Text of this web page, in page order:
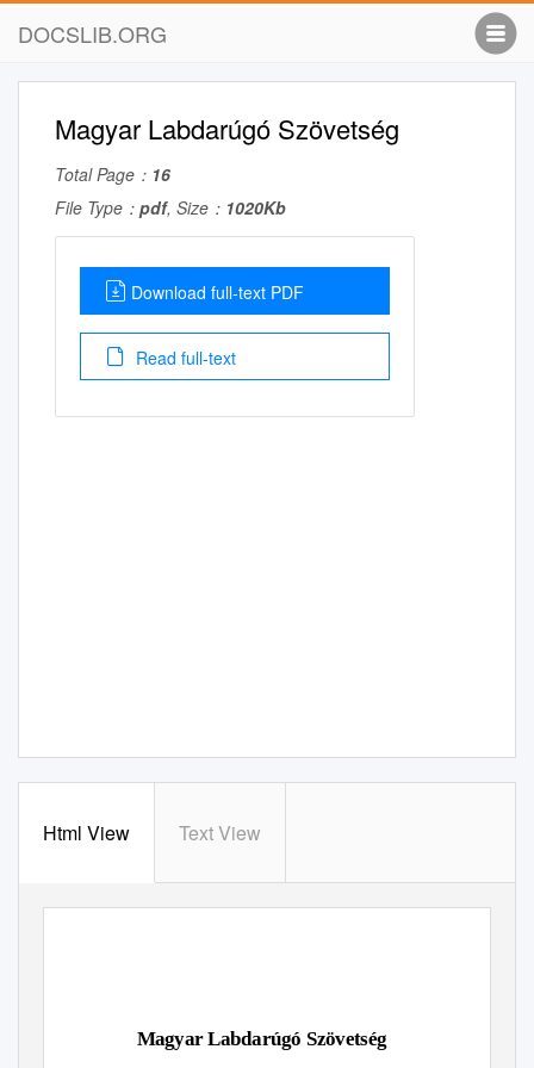
DOCSLIB.ORG
Magyar Labdarúgó Szövetség
Total Page： 16
File Type： pdf, Size： 1020Kb
Download full-text PDF
Read full-text
Html View Text View
Magyar Labdarúgó Szövetség